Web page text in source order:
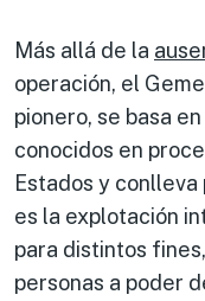
Más allá de la
operación, el
pionero, se basa
conocidos en
Estados y conlleva
es la explotación
para distintos
personas a poder